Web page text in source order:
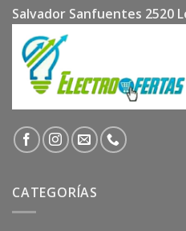
Salvador Sanfuentes 2520
CATEGORÍAS